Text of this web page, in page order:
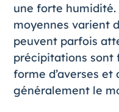
une forte
moyennes varient
peuvent parfois
précipitations sont
forme d’averses et
généralement le